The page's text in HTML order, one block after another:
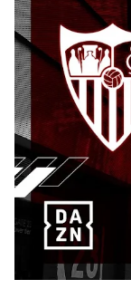
El Granada
Flores
El Sevilla
oferta de 420
El Sevilla FC